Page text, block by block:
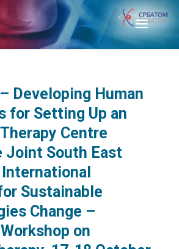
Developing Human
for Setting Up an
Therapy Centre
Joint South East
International
Sustainable
Change –
on